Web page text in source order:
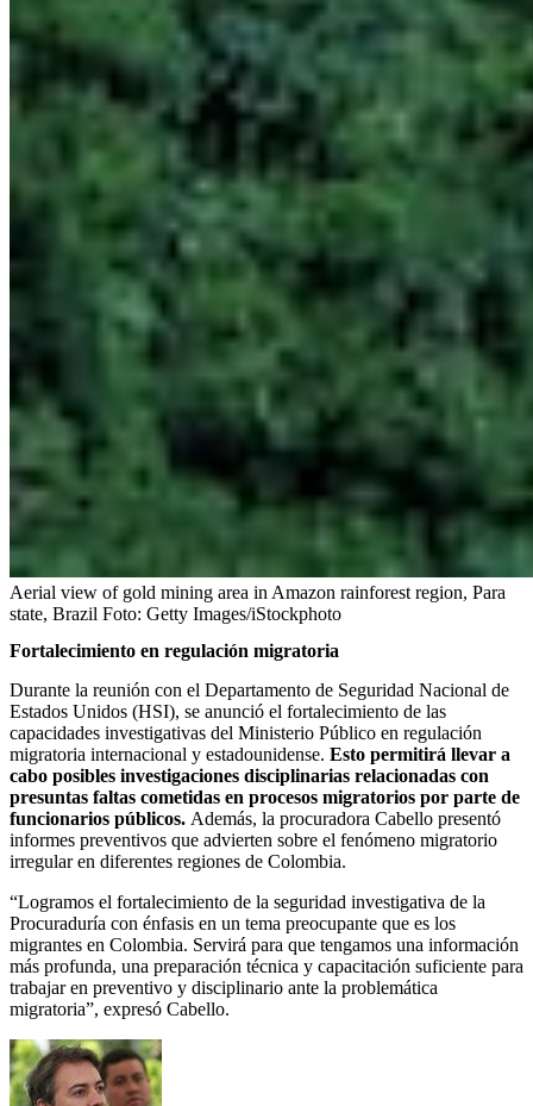
Aerial view of gold mining area in Amazon rainforest region, Para
state, Brazil Foto: Getty Images/iStockphoto
Fortalecimiento en regulación migratoria
Durante la reunión con el Departamento de Seguridad Nacional de
Estados Unidos (HSI), se anunció el fortalecimiento de las
capacidades investigativas del Ministerio Público en regulación
migratoria internacional y estadounidense. Esto permitirá llevar a
cabo posibles investigaciones disciplinarias relacionadas con
presuntas faltas cometidas en procesos migratorios por parte de
funcionarios públicos. Además, la procuradora Cabello presentó
informes preventivos que advierten sobre el fenómeno migratorio
irregular en diferentes regiones de Colombia.
“Logramos el fortalecimiento de la seguridad investigativa de la
Procuraduría con énfasis en un tema preocupante que es los
migrantes en Colombia. Servirá para que tengamos una información
más profunda, una preparación técnica y capacitación suficiente para
trabajar en preventivo y disciplinario ante la problemática
migratoria”, expresó Cabello.